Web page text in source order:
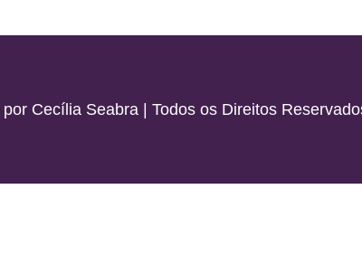
Cecília Seabra | Todos os Direitos